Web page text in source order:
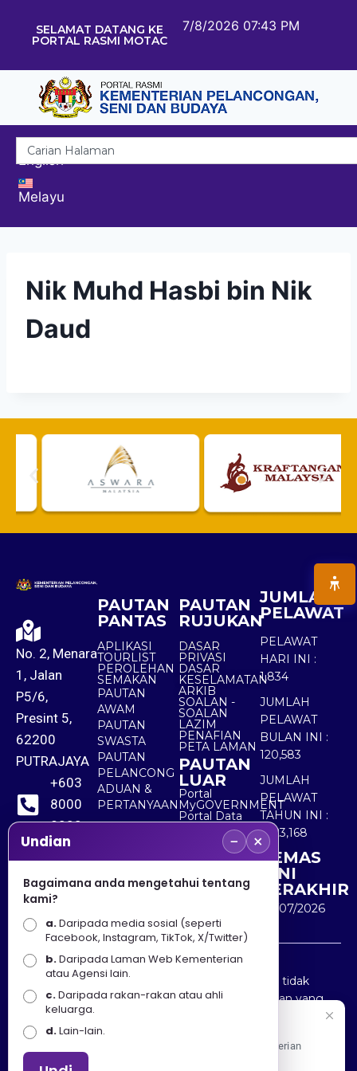
SELAMAT DATANG KE
PORTAL RASMI MOTAC
7/8/2026 07:43 PM
English
Melayu
Nik Muhd Hasbi bin Nik
Daud
No. 2, Menara
1, Jalan
P5/6,
Presint 5,
62200
PUTRAJAYA
+603
8000
8000
+603
8891
7100
PAUTAN
PANTAS
APLIKASI
TOURLIST
PEROLEHAN
SEMAKAN
PAUTAN
AWAM
PAUTAN
SWASTA
PAUTAN
PELANCONG
ADUAN &
PERTANYAAN
PAUTAN
RUJUKAN
DASAR
PRIVASI
DASAR
KESELAMATAN
ARKIB
SOALAN -
SOALAN
LAZIM
PENAFIAN
PETA LAMAN
PAUTAN
LUAR
Portal
MyGOVERNMENT
Portal Data
Terbuka
Sektor Awam
JUMLAH
PELAWAT
PELAWAT
HARI INI :
1,834
JUMLAH
PELAWAT
BULAN INI :
120,583
JUMLAH
PELAWAT
TAHUN INI :
5,523,168
KEMAS
KINI
TERAKHIR
30/07/2026
Penafian : Kerajaan Malaysia dan Kementerian
Pelancongan Seni dan Budaya (MOTAC) adalah tidak
bertanggungjawab atas kehilangan atau kerugian yang
disebabkan oleh penggunaan mana-mana maklumat
yang diperolehi dari portal ini.
Undian − ×
Bagaimana anda mengetahui tentang
kami?
a.Daripada media sosial (seperti
Facebook, Instagram, TikTok, X/Twitter)
b.Daripada Laman Web Kementerian
atau Agensi lain.
c.Daripada rakan-rakan atau ahli
keluarga.
d.Lain-lain.
Apa Khabar! Selamat datang ke Portal Rasmi Kementerian
Pelancongan, Seni dan Budaya